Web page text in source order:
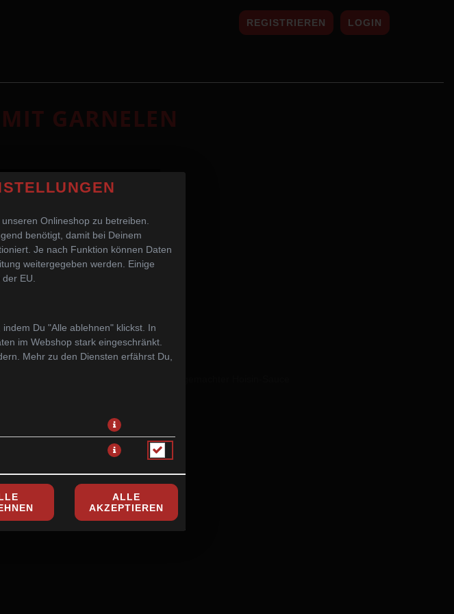
REGISTRIEREN LOGIN
GARNELEN
von Reispapier, serviert mit hausgemachter Hoisin-Sauce
des Stores variieren.
Onlineshop zu betreiben.
benötigt, damit bei Deinem
Je nach Funktion können Daten
weitergegeben werden. Einige
EU.
Du "Alle ablehnen" klickst. In
im Webshop stark eingeschränkt.
Mehr zu den Diensten erfährst Du,
ALLE
AKZEPTIEREN